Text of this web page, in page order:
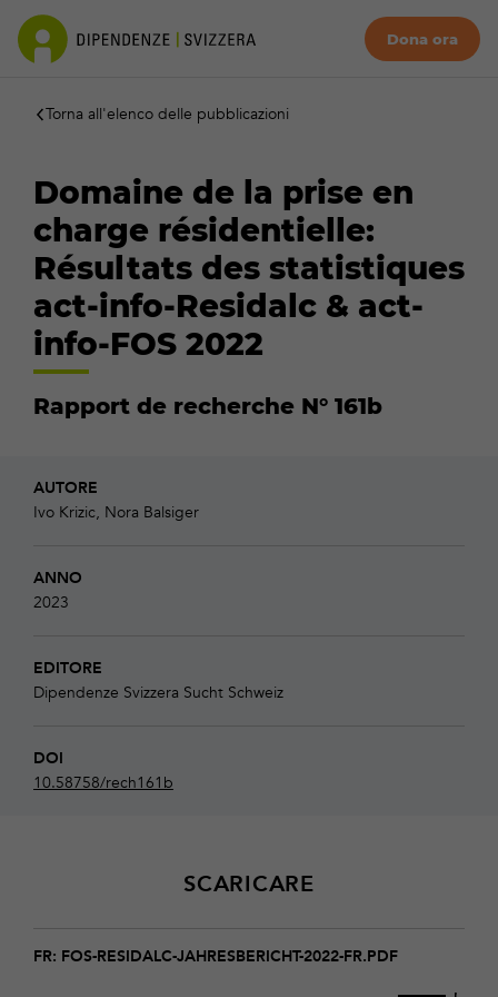
Dona ora
Torna all'elenco delle pubblicazioni
Domaine de la prise en
charge résidentielle:
Résultats des statistiques
act-info-Residalc & act-
info-FOS 2022
Rapport de recherche N° 161b
AUTORE
Ivo Krizic, Nora Balsiger
ANNO
2023
EDITORE
Dipendenze Svizzera Sucht Schweiz
DOI
10.58758/rech161b
SCARICARE
FR: FOS-RESIDALC-JAHRESBERICHT-2022-FR.PDF
FOS-